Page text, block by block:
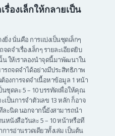
รื่องเล็กให้กลายเป็น
ง นั่นคือ การแบ่งเป็นชุดเล็กๆ
ดจำเรื่องเล็กๆ รายละเอียดยิบ
น ให้เราลองนำจุดนี้มาพัฒนาใน
รถจดจำได้อย่างมีประสิทธิภาพ
องการจดจำเนื้อหาข้อมูล 1 หน้า
ชุดละ 5 – 10 บรรทัดเพื่อให้คุณ
เป็นการจำตัวเลข 13 หลัก ก็อาจ
ละนิด นอกจากนี้ยังสามารถนำ
หนังสือวันละ 5 – 10 หน้าหรือที
ารอ่านรวดเดียวทั้งเล่ม เป็นต้น